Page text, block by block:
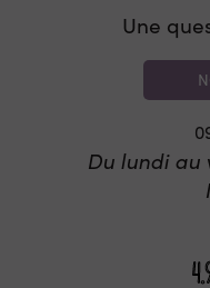
Une
Du lundi au